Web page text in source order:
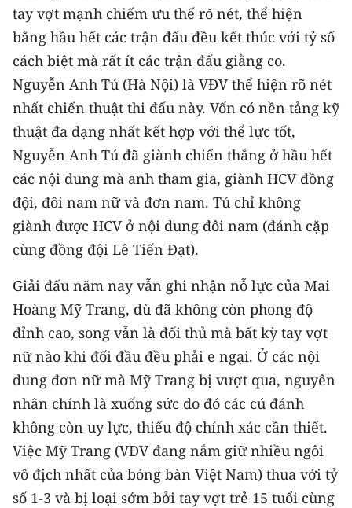
Media Xã hội
Media Pháp luật
Media Du lịch
Media Thể thao
Media Giáo dục
Media Y tế
Media Khoa học - Công nghệ
Media Môi trường
Ảnh
Infographic
TIN MỚI
TIN ĐỊA PHƯƠNG
Trung du và miền núi phía Bắc
tay vợt mạnh chiếm ưu thế rõ nét, thể hiện
bằng hầu hết các trận đấu đều kết thúc với tỷ số
cách biệt mà rất ít các trận đấu giằng co.
Nguyễn Anh Tú (Hà Nội) là VĐV thể hiện rõ nét
nhất chiến thuật thi đấu này. Vốn có nền tảng kỹ
thuật đa dạng nhất kết hợp với thể lực tốt,
Nguyễn Anh Tú đã giành chiến thắng ở hầu hết
các nội dung mà anh tham gia, giành HCV đồng
đội, đôi nam nữ và đơn nam. Tú chỉ không
giành được HCV ở nội dung đôi nam (đánh cặp
cùng đồng đội Lê Tiến Đạt).
Giải đấu năm nay vẫn ghi nhận nỗ lực của Mai
Hoàng Mỹ Trang, dù đã không còn phong độ
đỉnh cao, song vẫn là đối thủ mà bất kỳ tay vợt
nữ nào khi đối đầu đều phải e ngại. Ở các nội
dung đơn nữ mà Mỹ Trang bị vượt qua, nguyên
nhân chính là xuống sức do đó các cú đánh
không còn uy lực, thiếu độ chính xác cần thiết.
Việc Mỹ Trang (VĐV đang nắm giữ nhiều ngôi
vô địch nhất của bóng bàn Việt Nam) thua với tỷ
số 1-3 và bị loại sớm bởi tay vợt trẻ 15 tuổi cùng